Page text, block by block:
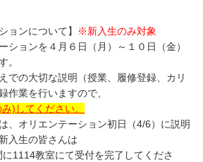
ョンについて】
※新入生のみ対象
ションを４月６日（月）～１０日（金）
。
での大切な説明（授業、履修登録、カリ
作業を行いますので、
)してください。
、オリエンテーション初日（4/6）に説明
入生の皆さんは
1114教室にて受付を完了してくださ